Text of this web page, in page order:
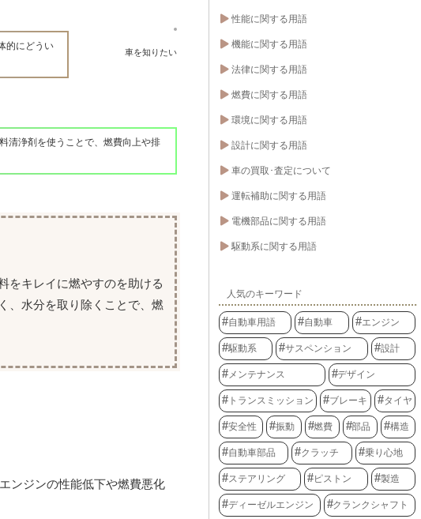
車を知りたい
的にどうい
清浄剤を使うことで、燃費向上や排
をキレイに燃やすのを助ける
、水分を取り除くことで、燃
ンジンの性能低下や燃費悪化
性能に関する用語
機能に関する用語
法律に関する用語
燃費に関する用語
環境に関する用語
設計に関する用語
車の買取･査定について
運転補助に関する用語
電機部品に関する用語
駆動系に関する用語
人気のキーワード
自動車用語 自動車 エンジン
駆動系 サスペンション 設計
メンテナンス デザイン
トランスミッション ブレーキ タイヤ
安全性 振動 燃費 部品 構造
自動車部品 クラッチ 乗り心地
ステアリング ピストン 製造
ディーゼルエンジン クランクシャフト